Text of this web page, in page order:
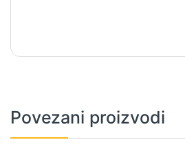
Povezani proizvodi